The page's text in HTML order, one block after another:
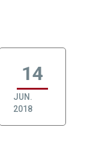
14
JUN.
2018